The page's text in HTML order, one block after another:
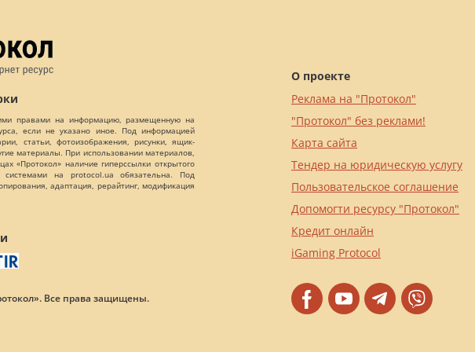
правами на информацию, размещенную на
если не указано иное. Под информацией
статьи, фотоизображения, рисунки, ящик-
материалы. При использовании материалов,
«Протокол» наличие гиперссылки открытого
системами на protocol.ua обязательна. Под
адаптация, рерайтинг, модификация
Все права защищены.
О проекте
Реклама на "Протокол"
"Протокол" без реклами!
Карта сайта
Тендер на юридическую услугу
Пользовательское соглашение
Допомогти ресурсу "Протокол"
Кредит онлайн
iGaming Protocol